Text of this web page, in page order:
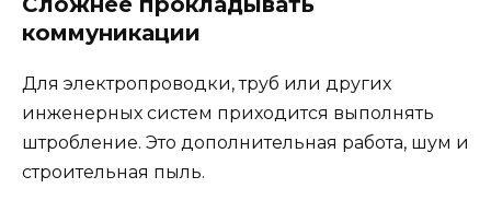
коммуникации
Для электропроводки, труб или других
инженерных систем приходится выполнять
штробление. Это дополнительная работа, шум и
строительная пыль.